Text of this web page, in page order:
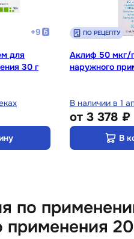
+9
для
30 г
ПО РЕЦЕПТУ
Аклиф 50 мкг/
наружного
В наличии в 1
от 3 378 ₽
В
по
применения